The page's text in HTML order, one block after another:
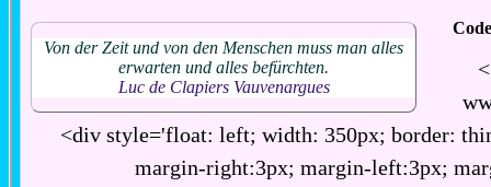
Von der Zeit und von den Menschen muss man alles
erwarten und alles befürchten.
Luc de Clapiers Vauvenargues
<div style='float: left; width: 350px; border:
margin-right:3px; margin-left:3px;